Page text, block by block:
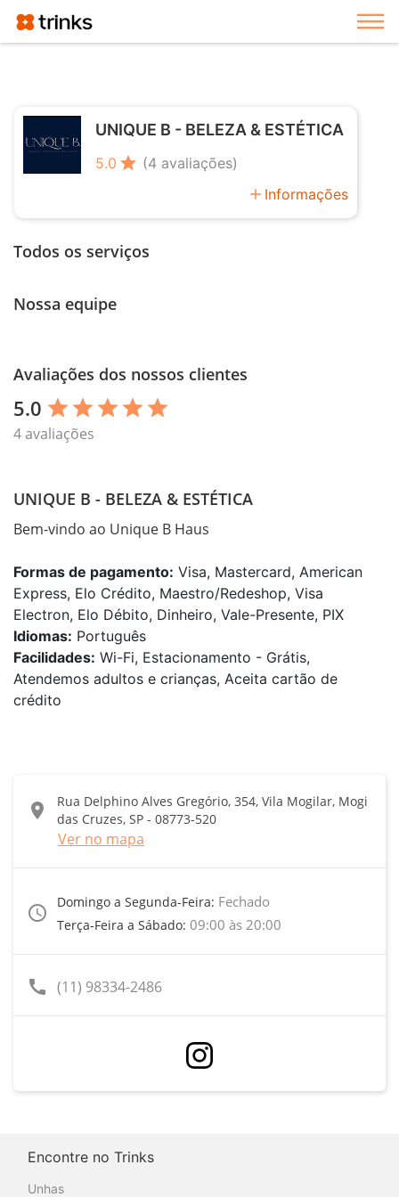
UNIQUE B - BELEZA & ESTÉTICA
5.0 star (4 avaliações)
add Informações
Todos os serviços
Nossa equipe
Avaliações dos nossos clientes
5.0 star star star star star
4 avaliações
UNIQUE B - BELEZA & ESTÉTICA
Bem-vindo ao Unique B Haus
Formas de pagamento: Visa, Mastercard, American
Express, Elo Crédito, Maestro/Redeshop, Visa
Electron, Elo Débito, Dinheiro, Vale-Presente, PIX
Idiomas: Português
Facilidades: Wi-Fi, Estacionamento - Grátis,
Atendemos adultos e crianças, Aceita cartão de
crédito
location_on
Rua Delphino Alves Gregório, 354, Vila Mogilar, Mogi
das Cruzes, SP - 08773-520
Ver no mapa
access_time
Domingo a Segunda-Feira: Fechado
Terça-Feira a Sábado: 09:00 às 20:00
call (11) 98334-2486
Encontre no Trinks
Unhas